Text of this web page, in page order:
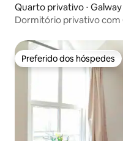
Quarto privativo ⋅ Galway
Dormitório privativo com
Preferido dos hóspedes
Preferido dos hóspedes